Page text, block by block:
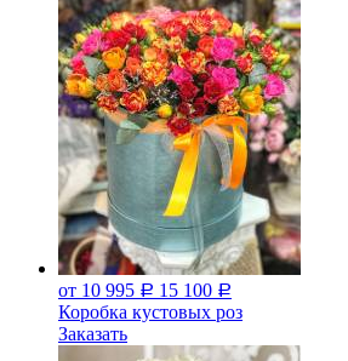
от 10 995 Р 15 100 Р
Коробка кустовых роз
Заказать